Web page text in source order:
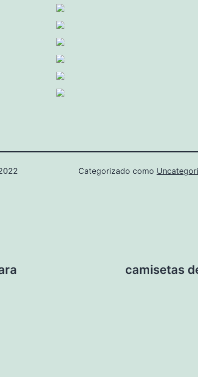
Categorizado como
camisetas